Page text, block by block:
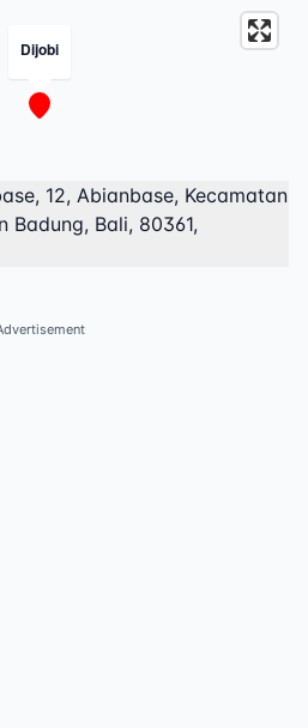
Dijobi
12, Abianbase, Kecamatan
Badung, Bali, 80361,